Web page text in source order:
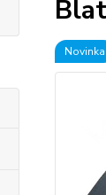
Novinka